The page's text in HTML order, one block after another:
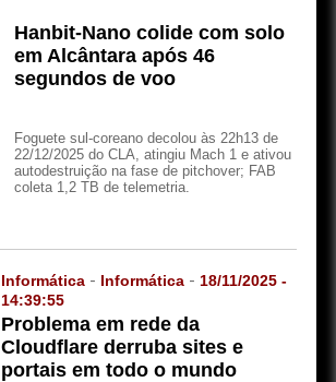
Hanbit-Nano colide com solo
em Alcântara após 46
segundos de voo
Foguete sul-coreano decolou às 22h13 de
22/12/2025 do CLA, atingiu Mach 1 e ativou
autodestruição na fase de pitchover; FAB
coleta 1,2 TB de telemetria.
Informática - Informática - 18/11/2025 -
14:39:55
Problema em rede da
Cloudflare derruba sites e
portais em todo o mundo